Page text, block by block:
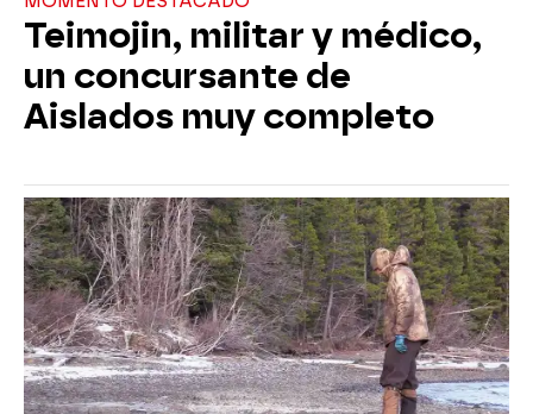
Teimojin, militar y médico,
un concursante de
Aislados muy completo